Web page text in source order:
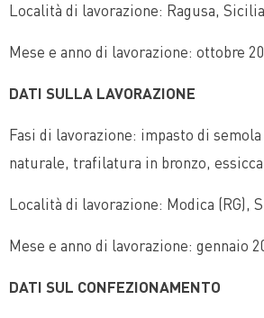
Località di lavorazione: Ragusa,
Mese e anno di lavorazione: ottobre
DATI SULLA LAVORAZIONE
Fasi di lavorazione: impasto di
naturale, trafilatura in bronzo,
Località di lavorazione: Modica (RG),
Mese e anno di lavorazione: gennaio
DATI SUL CONFEZIONAMENTO